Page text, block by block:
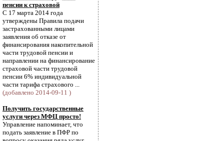
пенсии к страховой
С 17 марта 2014 года
утверждены Правила подачи
застрахованными лицами
заявления об отказе от
финансирования накопительной
части трудовой пенсии и
направлении на финансирование
страховой части трудовой
пенсии 6% индивидуальной
части тарифа страхового ...
(добавлено 2014-09-11 )
Получить государственные
услуги через МФЦ просто!
Управление напоминает, что
подать заявление в ПФР по